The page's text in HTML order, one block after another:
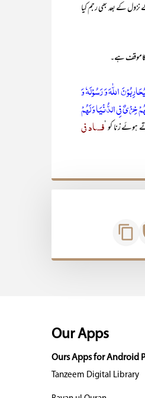
کے بعد بھی رجم کیا
کاموقف ہے۔
اللّٰہَ وَ رَسُوۡلَہٗ وَ
فِی الدُّنۡیَا وَ لَہُمۡ
فساد فی
Our Apps
Ours Apps for Android
Tanzeem Digital Library